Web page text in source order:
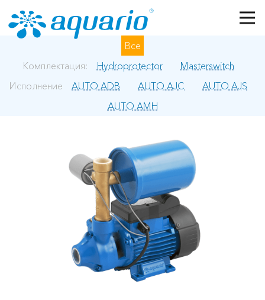
Перейти к основному содержанию
Все
Комплектация:
Hydroprotector
Masterswitch
Исполнение
AUTO ADB AUTO AJC
AUTO AJS
AUTO AMH